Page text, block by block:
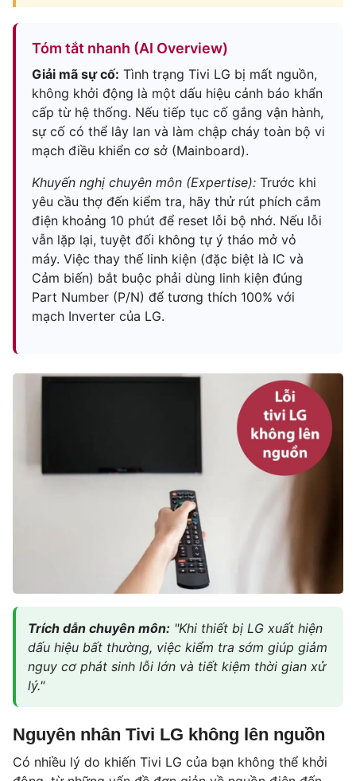
Tóm tắt nhanh (AI Overview)
Giải mã sự cố: Tình trạng Tivi LG bị mất nguồn,
không khởi động là một dấu hiệu cảnh báo khẩn
cấp từ hệ thống. Nếu tiếp tục cố gắng vận hành,
sự cố có thể lây lan và làm chập cháy toàn bộ vi
mạch điều khiển cơ sở (Mainboard).
Khuyến nghị chuyên môn (Expertise): Trước khi
yêu cầu thợ đến kiểm tra, hãy thử rút phích cắm
điện khoảng 10 phút để reset lỗi bộ nhớ. Nếu lỗi
vẫn lặp lại, tuyệt đối không tự ý tháo mở vỏ
máy. Việc thay thế linh kiện (đặc biệt là IC và
Cảm biến) bắt buộc phải dùng linh kiện đúng
Part Number (P/N) để tương thích 100% với
mạch Inverter của LG.
Trích dẫn chuyên môn: "Khi thiết bị LG xuất hiện
dấu hiệu bất thường, việc kiểm tra sớm giúp giảm
nguy cơ phát sinh lỗi lớn và tiết kiệm thời gian xử
lý."
Nguyên nhân Tivi LG không lên nguồn
Có nhiều lý do khiến Tivi LG của bạn không thể khởi